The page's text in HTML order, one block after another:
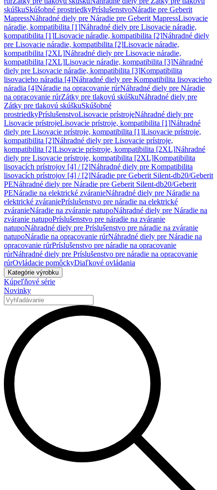
skúškuSkúšobné prostriedkyPríslušenstvoNáradie pre Geberit
MapressNáhradné diely pre Náradie pre Geberit MapressLisovacie
náradie, kompatibilita [1]Náhradné diely pre Lisovacie náradie,
kompatibilita [1]Lisovacie náradie, kompatibilita [2]Náhradné diely
pre Lisovacie náradie, kompatibilita [2]Lisovacie náradie,
kompatibilita [2XL]Náhradné diely pre Lisovacie náradie,
kompatibilita [2XL]Lisovacie náradie, kompatibilita [3]Náhradné
diely pre Lisovacie náradie, kompatibilita [3]Kompatibilita
lisovacieho náradia [4]Náhradné diely pre Kompatibilita lisovacieho
náradia [4]Náradie na opracovanie rúrNáhradné diely pre Náradie
na opracovanie rúrZátky pre tlakovú skúškuNáhradné diely pre
Zátky pre tlakovú skúškuSkúšobné
prostriedkyPríslušenstvoLisovacie prístrojeNáhradné diely pre
Lisovacie prístrojeLisovacie prístroje, kompatibilita [1]Náhradné
diely pre Lisovacie prístroje, kompatibilita [1]Lisovacie prístroje,
kompatibilita [2]Náhradné diely pre Lisovacie prístroje,
kompatibilita [2]Lisovacie prístroje, kompatibilita [2XL]Náhradné
diely pre Lisovacie prístroje, kompatibilita [2XL]Kompatibilita
lisovacích prístrojov [4] / [2]Náhradné diely pre Kompatibilita
lisovacích prístrojov [4] / [2]Náradie pre Geberit Silent-db20/Geberit
PENáhradné diely pre Náradie pre Geberit Silent-db20/Geberit
PENáradie na elektrické zváranieNáhradné diely pre Náradie na
elektrické zváraniePríslušenstvo pre náradie na elektrické
zváranieNáradie na zváranie natupoNáhradné diely pre Náradie na
zváranie natupoPríslušenstvo pre náradie na zváranie
natupoNáhradné diely pre Príslušenstvo pre náradie na zváranie
natupoNáradie na opracovanie rúrNáhradné diely pre Náradie na
opracovanie rúrPríslušenstvo pre náradie na opracovanie
rúrNáhradné diely pre Príslušenstvo pre náradie na opracovanie
rúrOvládacie pomôckyDiaľkové ovládania
Kategórie výrobku
Kúpeľňové série
Novinky